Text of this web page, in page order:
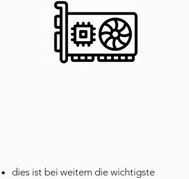
dies ist bei weitem die wichtigste